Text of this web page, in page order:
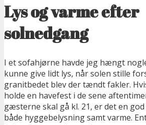
Lys og varme efter
solnedgang
I et sofahjørne havde jeg hængt
kunne give lidt lys, når solen stille
granitbedet blev der tændt fakler.
holde en havefest i de sene
gæsterne skal gå kl. 21, er det en
både hyggebelysning samt varme.